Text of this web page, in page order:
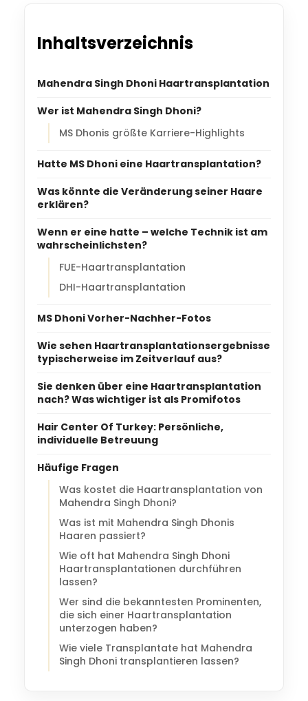
Inhaltsverzeichnis
Mahendra Singh Dhoni Haartransplantation
Wer ist Mahendra Singh Dhoni?
MS Dhonis größte Karriere-Highlights
Hatte MS Dhoni eine Haartransplantation?
Was könnte die Veränderung seiner Haare
erklären?
Wenn er eine hatte – welche Technik ist am
wahrscheinlichsten?
FUE-Haartransplantation
DHI-Haartransplantation
MS Dhoni Vorher-Nachher-Fotos
Wie sehen Haartransplantationsergebnisse
typischerweise im Zeitverlauf aus?
Sie denken über eine Haartransplantation
nach? Was wichtiger ist als Promifotos
Hair Center Of Turkey: Persönliche,
individuelle Betreuung
Häufige Fragen
Was kostet die Haartransplantation von
Mahendra Singh Dhoni?
Was ist mit Mahendra Singh Dhonis
Haaren passiert?
Wie oft hat Mahendra Singh Dhoni
Haartransplantationen durchführen
lassen?
Wer sind die bekanntesten Prominenten,
die sich einer Haartransplantation
unterzogen haben?
Wie viele Transplantate hat Mahendra
Singh Dhoni transplantieren lassen?